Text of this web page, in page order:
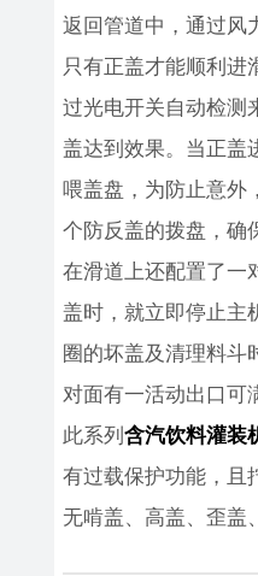
返回管道中，通过风
只有正盖才能顺利进
过光电开关自动检测
盖达到效果。当正盖
喂盖盘，为防止意外
个防反盖的拨盘，确
在滑道上还配置了一
盖时，就立即停止主
圈的坏盖及清理料斗
对面有一活动出口可
此系列含汽饮料灌装
有过载保护功能，且
无啃盖、高盖、歪盖